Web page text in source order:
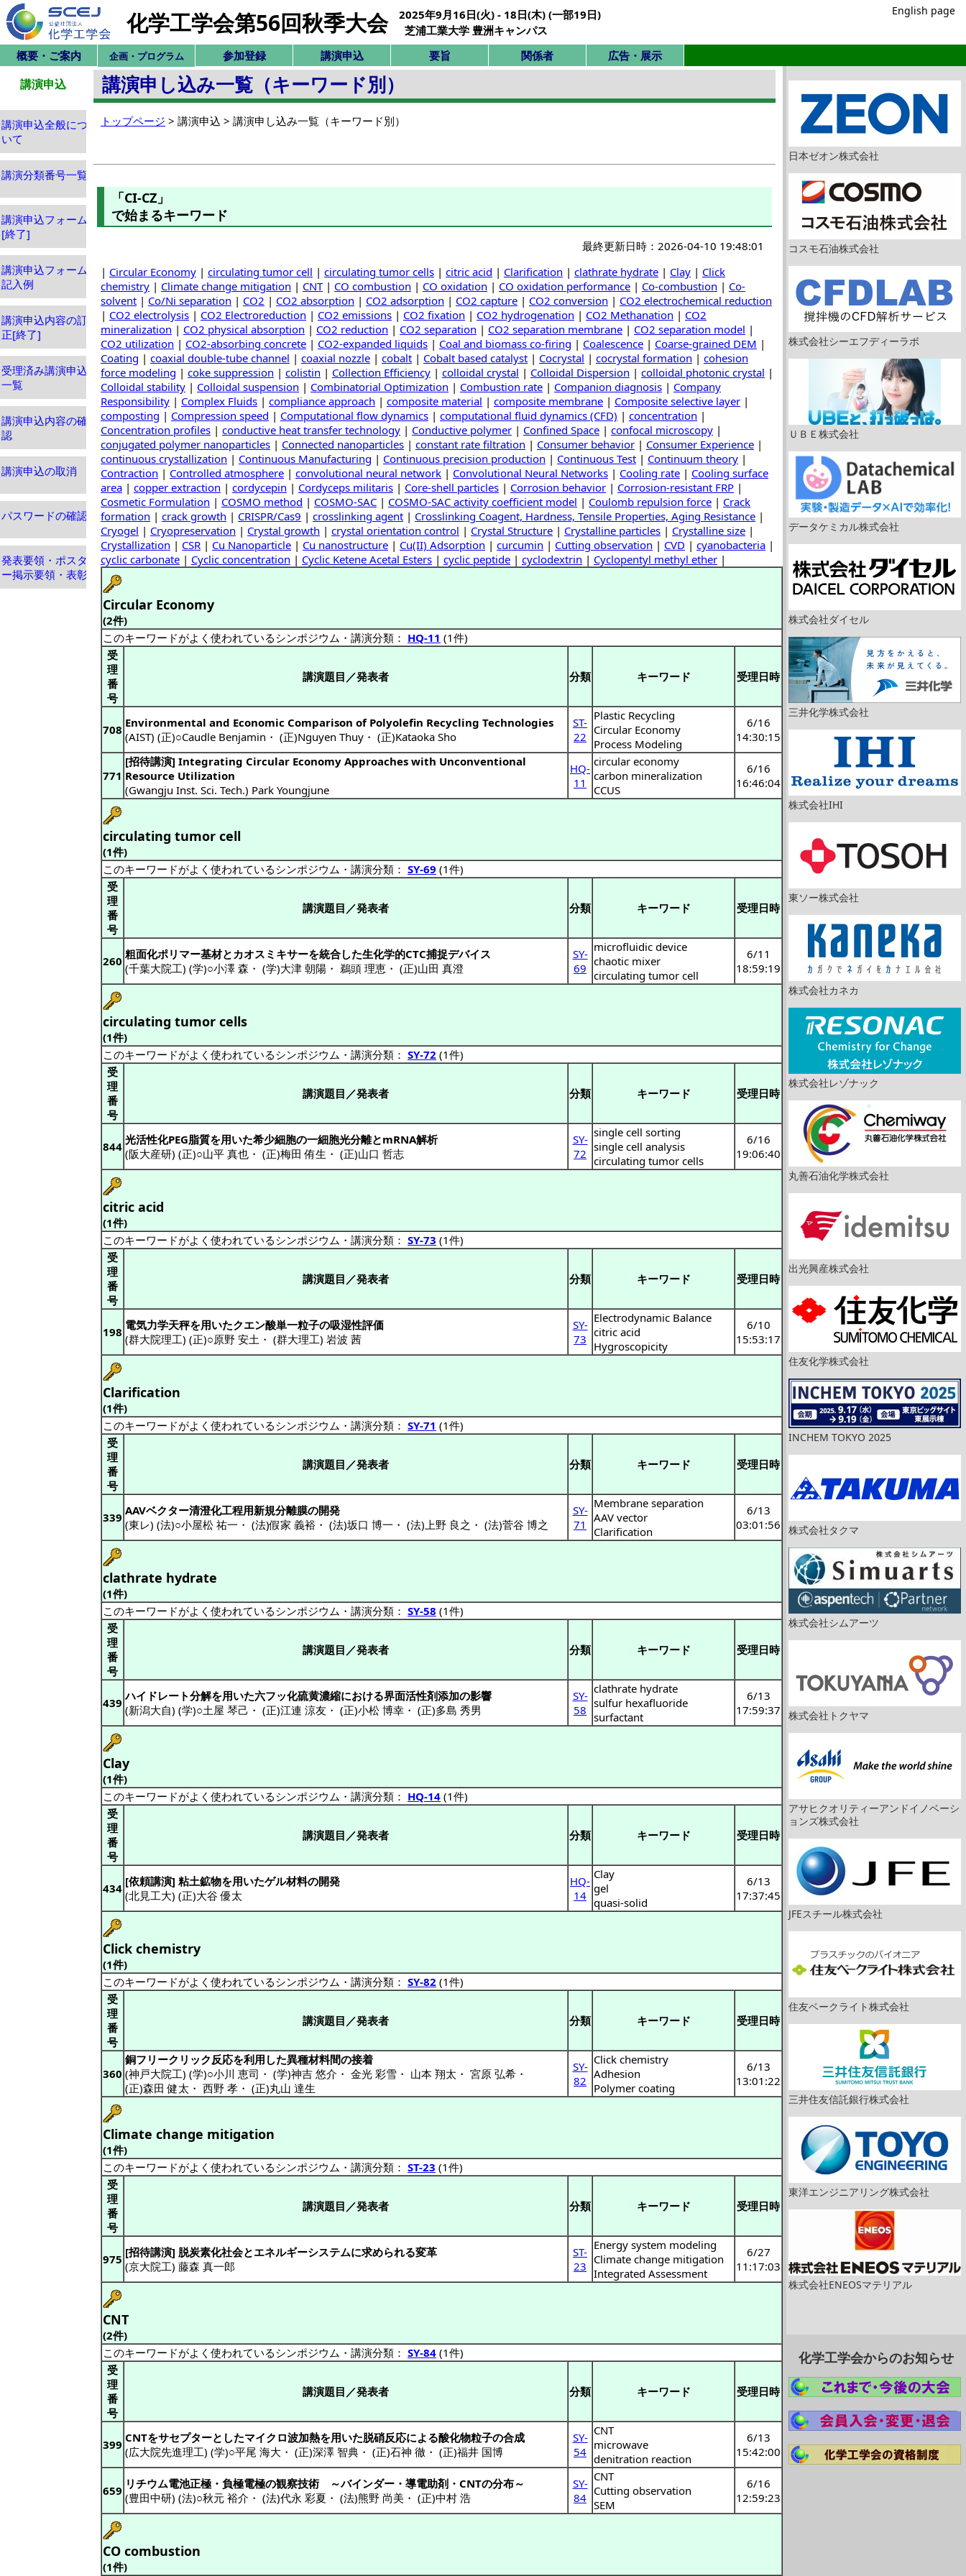
化学工学会第56回秋季大会
2025年9月16日(火) - 18日(木) (一部19日)
芝浦工業大学 豊洲キャンパス
English page
概要・ご案内 企画・プログラム 参加登録 講演申込 要旨 関係者 広告・展示
講演申込
講演申込全般につ
いて
講演分類番号一覧
講演申込フォーム
[終了]
講演申込フォーム
記入例
講演申込内容の訂
正[終了]
受理済み講演申込
一覧
講演申込内容の確
認
講演申込の取消
パスワードの確認
発表要領・ポスタ
ー掲示要領・表彰
講演申し込み一覧（キーワード別）
トップページ > 講演申込 > 講演申し込み一覧（キーワード別）
「CI-CZ」
で始まるキーワード
最終更新日時：2026-04-10 19:48:01
| Circular Economy | circulating tumor cell | circulating tumor cells | citric acid | Clarification | clathrate hydrate | Clay | Click
chemistry | Climate change mitigation | CNT| CO combustion | CO oxidation | CO oxidation performance | Co-combustion | Co-
solvent | Co/Ni separation | CO2 | CO2 absorption | CO2 adsorption | CO2 capture | CO2 conversion | CO2 electrochemical reduction
| CO2 electrolysis | CO2 Electroreduction | CO2 emissions | CO2 fixation | CO2 hydrogenation | CO2 Methanation | CO2
mineralization | CO2 physical absorption | CO2 reduction | CO2 separation | CO2 separation membrane | CO2 separation model |
CO2 utilization | CO2-absorbing concrete | CO2-expanded liquids | Coal and biomass co-firing | Coalescence | Coarse-grained DEM |
Coating | coaxial double-tube channel | coaxial nozzle | cobalt | Cobalt based catalyst | Cocrystal | cocrystal formation | cohesion
force modeling | coke suppression | colistin | Collection Efficiency | colloidal crystal | Colloidal Dispersion | colloidal photonic crystal |
Colloidal stability | Colloidal suspension | Combinatorial Optimization | Combustion rate | Companion diagnosis | Company
Responsibility | Complex Fluids | compliance approach | composite material | composite membrane | Composite selective layer |
composting | Compression speed | Computational flow dynamics | computational fluid dynamics (CFD) | concentration |
Concentration profiles | conductive heat transfer technology | Conductive polymer | Confined Space | confocal microscopy |
conjugated polymer nanoparticles | Connected nanoparticles | constant rate filtration | Consumer behavior | Consumer Experience |
continuous crystallization | Continuous Manufacturing | Continuous precision production | Continuous Test | Continuum theory |
Contraction | Controlled atmosphere | convolutional neural network | Convolutional Neural Networks | Cooling rate | Cooling surface
area | copper extraction | cordycepin | Cordyceps militaris | Core-shell particles | Corrosion behavior | Corrosion-resistant FRP |
Cosmetic Formulation | COSMO method | COSMO-SAC | COSMO-SAC activity coefficient model | Coulomb repulsion force | Crack
formation | crack growth | CRISPR/Cas9 | crosslinking agent | Crosslinking Coagent, Hardness, Tensile Properties, Aging Resistance |
Cryogel | Cryopreservation | Crystal growth | crystal orientation control | Crystal Structure | Crystalline particles | Crystalline size |
Crystallization | CSR | Cu Nanoparticle | Cu nanostructure | Cu(II) Adsorption | curcumin | Cutting observation | CVD | cyanobacteria |
cyclic carbonate | Cyclic concentration | Cyclic Ketene Acetal Esters | cyclic peptide | cyclodextrin | Cyclopentyl methyl ether |
Circular Economy
(2件)
このキーワードがよく使われているシンポジウム・講演分類： HQ-11 (1件)
受
理
番
号
講演題目／発表者 分類 キーワード 受理日時
708 Environmental and Economic Comparison of Polyolefin Recycling Technologies
(AIST) (正)○Caudle Benjamin ・ (正)Nguyen Thuy ・ (正)Kataoka Sho
ST-
22
Plastic Recycling
Circular Economy
Process Modeling
6/16
14:30:15
771
[招待講演] Integrating Circular Economy Approaches with Unconventional
Resource Utilization
(Gwangju Inst. Sci. Tech.) Park Youngjune
HQ-
11
circular economy
carbon mineralization
CCUS
6/16
16:46:04
circulating tumor cell
(1件)
このキーワードがよく使われているシンポジウム・講演分類： SY-69 (1件)
受
理
番
号
講演題目／発表者 分類 キーワード 受理日時
260 粗面化ポリマー基材とカオスミキサーを統合した生化学的CTC捕捉デバイス
(千葉大院工) (学)○小澤 森 ・ (学)大津 朝陽 ・ 鵜頭 理恵 ・ (正)山田 真澄
SY-
69
microfluidic device
chaotic mixer
circulating tumor cell
6/11
18:59:19
circulating tumor cells
(1件)
このキーワードがよく使われているシンポジウム・講演分類： SY-72 (1件)
受
理
番
号
講演題目／発表者 分類 キーワード 受理日時
844 光活性化PEG脂質を用いた希少細胞の一細胞光分離とmRNA解析
(阪大産研) (正)○山平 真也 ・ (正)梅田 侑生 ・ (正)山口 哲志
SY-
72
single cell sorting
single cell analysis
circulating tumor cells
6/16
19:06:40
citric acid
(1件)
このキーワードがよく使われているシンポジウム・講演分類： SY-73 (1件)
受
理
番
号
講演題目／発表者 分類 キーワード 受理日時
198 電気力学天秤を用いたクエン酸単一粒子の吸湿性評価
(群大院理工) (正)○原野 安土 ・ (群大理工) 岩波 茜
SY-
73
Electrodynamic Balance
citric acid
Hygroscopicity
6/10
15:53:17
Clarification
(1件)
このキーワードがよく使われているシンポジウム・講演分類： SY-71 (1件)
受
理
番
号
講演題目／発表者 分類 キーワード 受理日時
339 AAVベクター清澄化工程用新規分離膜の開発
(東レ) (法)○小屋松 祐一 ・ (法)假家 義裕 ・ (法)坂口 博一 ・ (法)上野 良之 ・ (法)菅谷 博之
SY-
71
Membrane separation
AAV vector
Clarification
6/13
03:01:56
clathrate hydrate
(1件)
このキーワードがよく使われているシンポジウム・講演分類： SY-58 (1件)
受
理
番
号
講演題目／発表者 分類 キーワード 受理日時
439 ハイドレート分解を用いた六フッ化硫黄濃縮における界面活性剤添加の影響
(新潟大自) (学)○土屋 琴己 ・ (正)江連 涼友 ・ (正)小松 博幸 ・ (正)多島 秀男
SY-
58
clathrate hydrate
sulfur hexafluoride
surfactant
6/13
17:59:37
Clay
(1件)
このキーワードがよく使われているシンポジウム・講演分類： HQ-14 (1件)
受
理
番
号
講演題目／発表者 分類 キーワード 受理日時
434 [依頼講演] 粘土鉱物を用いたゲル材料の開発
(北見工大) (正)大谷 優太
HQ-
14
Clay
gel
quasi-solid
6/13
17:37:45
Click chemistry
(1件)
このキーワードがよく使われているシンポジウム・講演分類： SY-82 (1件)
受
理
番
号
講演題目／発表者 分類 キーワード 受理日時
360
銅フリークリック反応を利用した異種材料間の接着
(神戸大院工) (学)○小川 恵司 ・ (学)神吉 悠介 ・ 金光 彩雪 ・ 山本 翔太 ・ 宮原 弘希 ・
(正)森田 健太 ・ 西野 孝 ・ (正)丸山 達生
SY-
82
Click chemistry
Adhesion
Polymer coating
6/13
13:01:22
Climate change mitigation
(1件)
このキーワードがよく使われているシンポジウム・講演分類： ST-23 (1件)
受
理
番
号
講演題目／発表者 分類 キーワード 受理日時
975 [招待講演] 脱炭素化社会とエネルギーシステムに求められる変革
(京大院工) 藤森 真一郎
ST-
23
Energy system modeling
Climate change mitigation
Integrated Assessment
6/27
11:17:03
CNT
(2件)
このキーワードがよく使われているシンポジウム・講演分類： SY-84 (1件)
受
理
番
号
講演題目／発表者 分類 キーワード 受理日時
399 CNTをサセプターとしたマイクロ波加熱を用いた脱硝反応による酸化物粒子の合成
(広大院先進理工) (学)○平尾 海大 ・ (正)深澤 智典 ・ (正)石神 徹 ・ (正)福井 国博
SY-
54
CNT
microwave
denitration reaction
6/13
15:42:00
659 リチウム電池正極・負極電極の観察技術 ～バインダー・導電助剤・CNTの分布～
(豊田中研) (法)○秋元 裕介 ・ (法)代永 彩夏 ・ (法)熊野 尚美 ・ (正)中村 浩
SY-
84
CNT
Cutting observation
SEM
6/16
12:59:23
CO combustion
(1件)
日本ゼオン株式会社
コスモ石油株式会社
株式会社シーエフディーラボ
ＵＢＥ株式会社
データケミカル株式会社
株式会社ダイセル
三井化学株式会社
株式会社IHI
東ソー株式会社
株式会社カネカ
株式会社レゾナック
丸善石油化学株式会社
出光興産株式会社
住友化学株式会社
INCHEM TOKYO 2025
株式会社タクマ
株式会社シムアーツ
株式会社トクヤマ
アサヒクオリティーアンドイノベーシ
ョンズ株式会社
JFEスチール株式会社
住友ベークライト株式会社
三井住友信託銀行株式会社
東洋エンジニアリング株式会社
株式会社ENEOSマテリアル
化学工学会からのお知らせ